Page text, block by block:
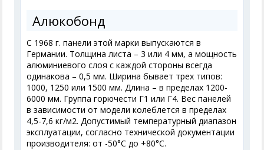
Алюкобонд
С 1968 г. панели этой марки выпускаются в
Германии. Толщина листа – 3 или 4 мм, а мощность
алюминиевого слоя с каждой стороны всегда
одинакова – 0,5 мм. Ширина бывает трех типов:
1000, 1250 или 1500 мм. Длина – в пределах 1200-
6000 мм. Группа горючести Г1 или Г4. Вес панелей
в зависимости от модели колеблется в пределах
4,5-7,6 кг/м2. Допустимый температурный диапазон
эксплуатации, согласно технической документации
производителя: от -50°С до +80°С.